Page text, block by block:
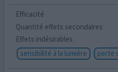
Efficacité
Quantité effets secondaires
Effets indésirables
sensibilité à la lumière
perte